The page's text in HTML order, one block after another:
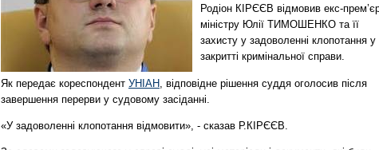
Родіон КІРЄЄВ відмовив екс-
міністру Юлії ТИМОШЕНКО та її
захисту у задоволенні клопотання у
закритті кримінальної справи.
Як передає кореспондент УНІАН , відповідне рішення суддя оголосив після
завершення перерви у судовому засіданні.
«У задоволенні клопотання відмовити», - сказав Р.КІРЄЄВ.